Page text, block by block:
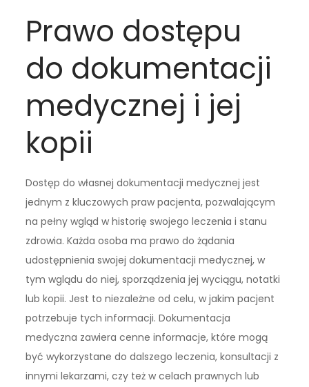
Prawo dostępu
do dokumentacji
medycznej i jej
kopii
Dostęp do własnej dokumentacji medycznej jest
jednym z kluczowych praw pacjenta, pozwalającym
na pełny wgląd w historię swojego leczenia i stanu
zdrowia. Każda osoba ma prawo do żądania
udostępnienia swojej dokumentacji medycznej, w
tym wglądu do niej, sporządzenia jej wyciągu, notatki
lub kopii. Jest to niezależne od celu, w jakim pacjent
potrzebuje tych informacji. Dokumentacja
medyczna zawiera cenne informacje, które mogą
być wykorzystane do dalszego leczenia, konsultacji z
innymi lekarzami, czy też w celach prawnych lub